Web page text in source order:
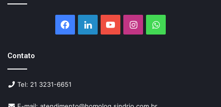
Facebook
LinkedinYouTubeInstagramWhatsApp
Contato
Tel: 21 3231-6651